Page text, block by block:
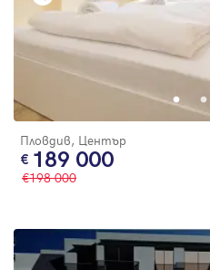
Пловдив, Център
189 000
198 000